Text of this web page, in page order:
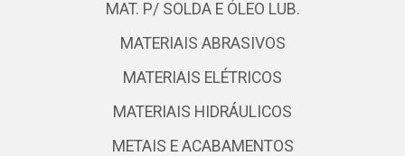
MAT. P/ SOLDA E ÓLEO LUB.
MATERIAIS ABRASIVOS
MATERIAIS ELÉTRICOS
MATERIAIS HIDRÁULICOS
METAIS E ACABAMENTOS